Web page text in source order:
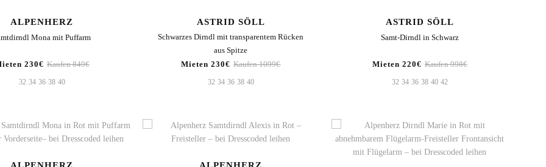
ALPENHERZ
Mona mit Puffarm
230€ Kaufen 849€
32 34 36 38 40
ASTRID SÖLL
Schwarzes Dirndl mit transparentem Rücken
aus Spitze
Mieten 230€ Kaufen 1099€
32 34 36 38 40
ASTRID SÖLL
Samt-Dirndl in Schwarz
Mieten 220€ Kaufen 998€
32 34 36 38 40 42